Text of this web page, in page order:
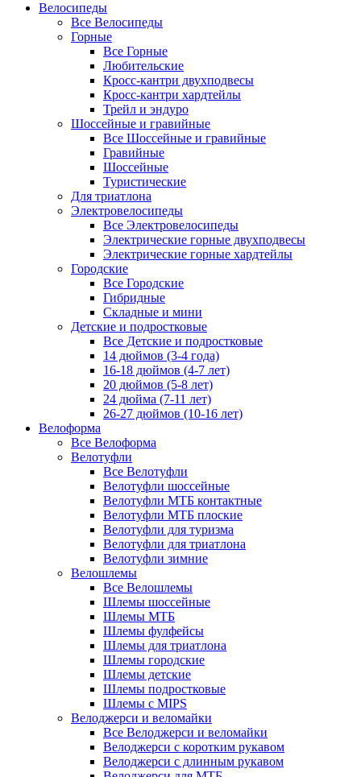
Велосипеды
Все Велосипеды
Горные
Все Горные
Любительские
Кросс-кантри двухподвесы
Кросс-кантри хардтейлы
Трейл и эндуро
Шоссейные и гравийные
Все Шоссейные и гравийные
Гравийные
Шоссейные
Туристические
Для триатлона
Электровелосипеды
Все Электровелосипеды
Электрические горные двухподвесы
Электрические горные хардтейлы
Городские
Все Городские
Гибридные
Складные и мини
Детские и подростковые
Все Детские и подростковые
14 дюймов (3-4 года)
16-18 дюймов (4-7 лет)
20 дюймов (5-8 лет)
24 дюйма (7-11 лет)
26-27 дюймов (10-16 лет)
Велоформа
Все Велоформа
Велотуфли
Все Велотуфли
Велотуфли шоссейные
Велотуфли МТБ контактные
Велотуфли МТБ плоские
Велотуфли для туризма
Велотуфли для триатлона
Велотуфли зимние
Велошлемы
Все Велошлемы
Шлемы шоссейные
Шлемы МТБ
Шлемы фулфейсы
Шлемы для триатлона
Шлемы городские
Шлемы детские
Шлемы подростковые
Шлемы с MIPS
Велоджерси и веломайки
Все Велоджерси и веломайки
Велоджерси с коротким рукавом
Велоджерси с длинным рукавом